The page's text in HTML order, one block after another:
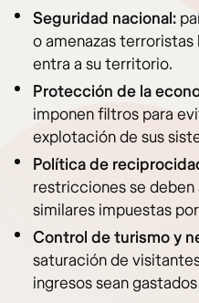
Seguridad nacional:
o amenazas
entra a su territorio.
Protección de la
imponen filtros para
explotación de sus
Política de
restricciones se
similares impuestas
Control de turismo y
saturación de
ingresos sean